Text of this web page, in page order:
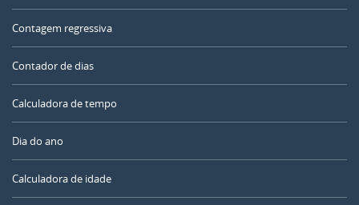
Contagem regressiva
Contador de dias
Calculadora de tempo
Dia do ano
Calculadora de idade